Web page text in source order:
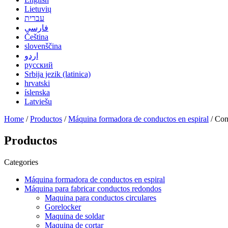
Lietuvių
עברית
فارسی
Čeština
slovenščina
اردو
русский
Srbija jezik (latinica)
hrvatski
íslenska
Latviešu
Home /Productos /Máquina formadora de conductos en espiral /
Productos
Categories
Máquina formadora de conductos en espiral
Máquina para fabricar conductos redondos
Maquina para conductos circulares
Gorelocker
Maquina de soldar
Maquina de cortar